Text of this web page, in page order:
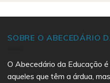
SOBRE O ABECEDÁRIO
O Abecedário da Educação
aqueles que têm a árdua,